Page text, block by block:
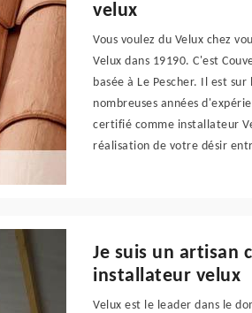
velux
Vous voulez du Velux chez
Velux dans 19190. C'est
basée à Le Pescher. Il est
nombreuses années
certifié comme installateur
réalisation de votre désir
Je suis un artisan
installateur velux
Velux est le leader dans le